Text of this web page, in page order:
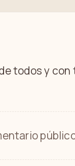
todos y